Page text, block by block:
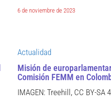
6 de noviembre de 2023
Actualidad
Misión de
Comisión FEMM en
IMAGEN: Treehill, CC BY-SA